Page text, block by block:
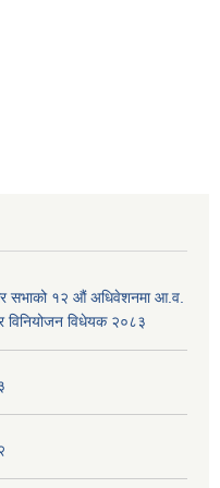
सभाको १२ ‍औं अधिवेशनमा आ.व.
विधेयक २०८३